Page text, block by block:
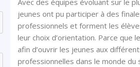
Avec des équipes évoluant sur le
jeunes ont pu participer à des
professionnels et forment les
leur choix d’orientation. Parce que
afin d’ouvrir les jeunes aux
professionnelles dans le monde du